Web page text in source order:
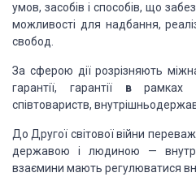
умов, засобів і способів, що
можливості для надбання,
свобод.
За сферою діїрозрізняють
гарантії, гарантії врамках
співтовариств,
До Другої світової війни
державою і людиною —
взаємини мають регулюватися